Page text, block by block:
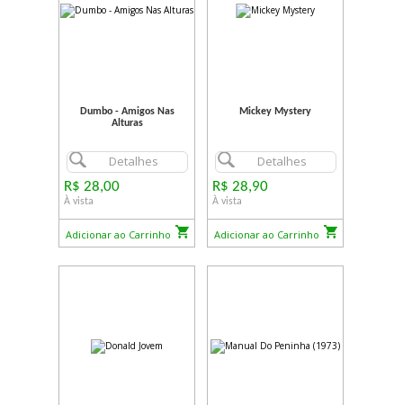
Dumbo - Amigos Nas
Alturas
Detalhes
R$ 28,00
À vista
Adicionar ao Carrinho
Mickey Mystery
Detalhes
R$ 28,90
À vista
Adicionar ao Carrinho